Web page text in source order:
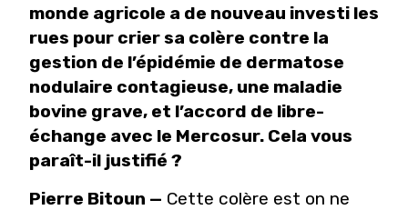
monde agricole a de nouveau investi les
rues pour crier sa colère contre la
gestion de l’épidémie de dermatose
nodulaire contagieuse, une maladie
bovine grave, et l’accord de libre-
échange avec le Mercosur. Cela vous
paraît-il justifié ?
Pierre Bitoun — Cette colère est on ne